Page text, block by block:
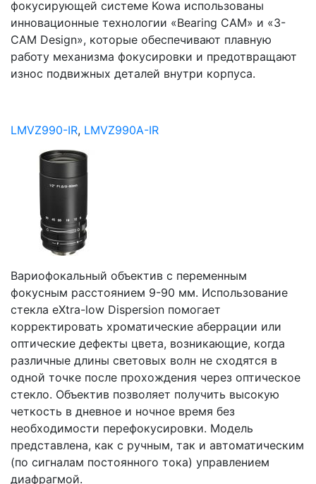
фокусирующей системе Kowa использованы
инновационные технологии «Bearing CAM» и «3-
CAM Design», которые обеспечивают плавную
работу механизма фокусировки и предотвращают
износ подвижных деталей внутри корпуса.
LMVZ990-IR, LMVZ990A-IR
Вариофокальный объектив с переменным
фокусным расстоянием 9-90 мм. Использование
стекла eXtra-low Dispersion помогает
корректировать хроматические аберрации или
оптические дефекты цвета, возникающие, когда
различные длины световых волн не сходятся в
одной точке после прохождения через оптическое
стекло. Объектив позволяет получить высокую
четкость в дневное и ночное время без
необходимости перефокусировки. Модель
представлена, как с ручным, так и автоматическим
(по сигналам постоянного тока) управлением
диафрагмой.